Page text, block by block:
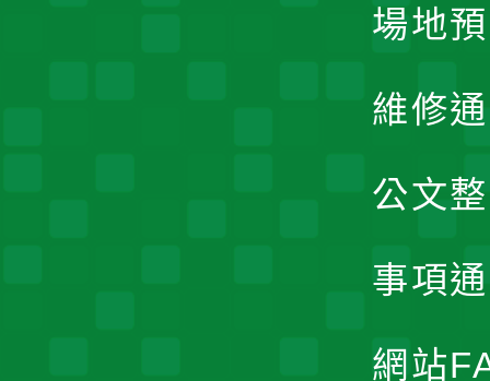
場地
維修
公文
事項
網站